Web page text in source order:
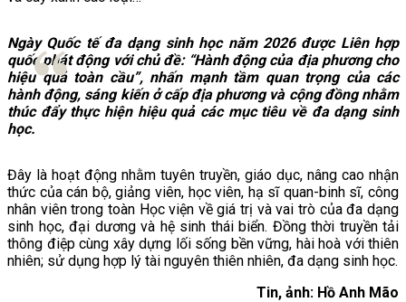
Ngày Quốc tế đa dạng sinh học năm 2026 được Liên hợp
quốc phát động với chủ đề: “Hành động của địa phương cho
hiệu quả toàn cầu”, nhấn mạnh tầm quan trọng của các
hành động, sáng kiến ở cấp địa phương và cộng đồng nhằm
thúc đẩy thực hiện hiệu quả các mục tiêu về đa dạng sinh
học.
Đây là hoạt động nhằm tuyên truyền, giáo dục, nâng cao nhận
thức của cán bộ, giảng viên, học viên, hạ sĩ quan-binh sĩ, công
nhân viên trong toàn Học viện về giá trị và vai trò của đa dạng
sinh học, đại dương và hệ sinh thái biển. Đồng thời truyền tải
thông điệp cùng xây dựng lối sống bền vững, hài hoà với thiên
nhiên; sử dụng hợp lý tài nguyên thiên nhiên, đa dạng sinh học.
Tin, ảnh: Hồ Anh Mão